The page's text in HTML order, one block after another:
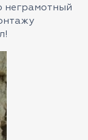
неграмотный